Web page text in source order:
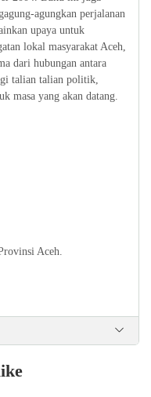
agungkan perjalanan
upaya untuk
lokal masyarakat Aceh,
dari hubungan antara
talian talian politik,
masa yang akan datang.
Aceh.